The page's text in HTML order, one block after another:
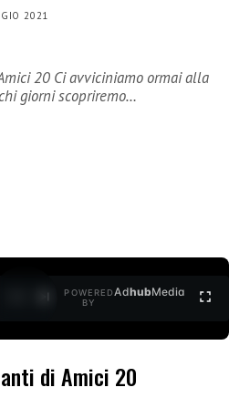
2021
20 Ci avviciniamo ormai alla
giorni scopriremo…
POWERED
BY
AdhubMedia
di Amici 20